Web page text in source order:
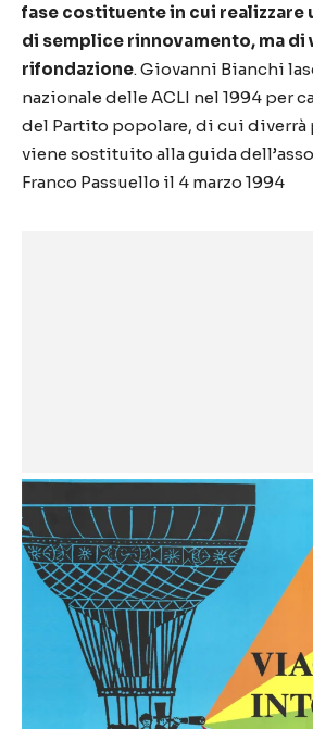
fase costituente in cui realizzare
di semplice rinnovamento, ma di
rifondazione. Giovanni Bianchi
nazionale delle ACLI nel 1994 per
del Partito popolare, di cui diverrà
viene sostituito alla guida
Franco Passuello il 4 marzo 1994